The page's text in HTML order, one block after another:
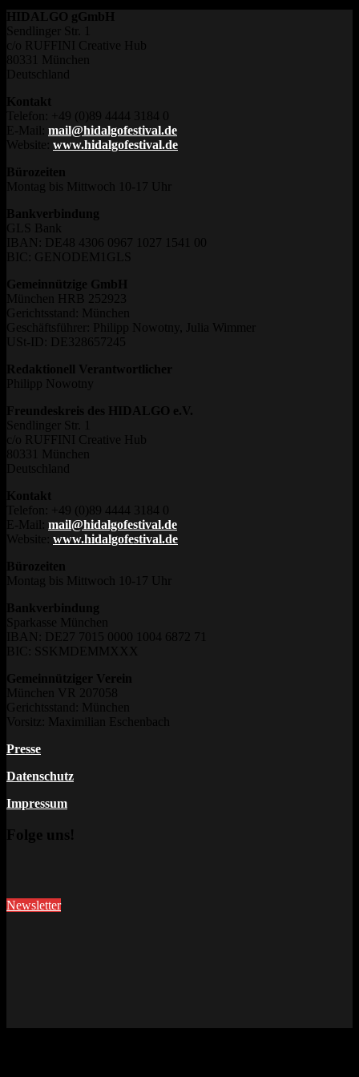
HIDALGO gGmbH
Sendlinger Str. 1
c/o RUFFINI Creative Hub
80331 München
Deutschland
Kontakt
Telefon: +49 (0)89 4444 3184 0
E-Mail: mail@hidalgofestival.de
Website: www.hidalgofestival.de
Bürozeiten
Montag bis Mittwoch 10-17 Uhr
Bankverbindung
GLS Bank
IBAN: DE48 4306 0967 1027 1541 00
BIC: GENODEM1GLS
Gemeinnützige GmbH
München HRB 252923
Gerichtsstand: München
Geschäftsführer: Philipp Nowotny, Julia Wimmer
USt-ID: DE328657245
Redaktionell Verantwortlicher
Philipp Nowotny
Freundeskreis des HIDALGO e.V.
Sendlinger Str. 1
c/o RUFFINI Creative Hub
80331 München
Deutschland
Kontakt
Telefon: +49 (0)89 4444 3184 0
E-Mail: mail@hidalgofestival.de
Website: www.hidalgofestival.de
Bürozeiten
Montag bis Mittwoch 10-17 Uhr
Bankverbindung
Sparkasse München
IBAN: DE27 7015 0000 1004 6872 71
BIC: SSKMDEMMXXX
Gemeinnütziger Verein
München VR 207058
Gerichtsstand: München
Vorsitz: Maximilian Eschenbach
Presse
Datenschutz
Impressum
Folge uns!
Newsletter